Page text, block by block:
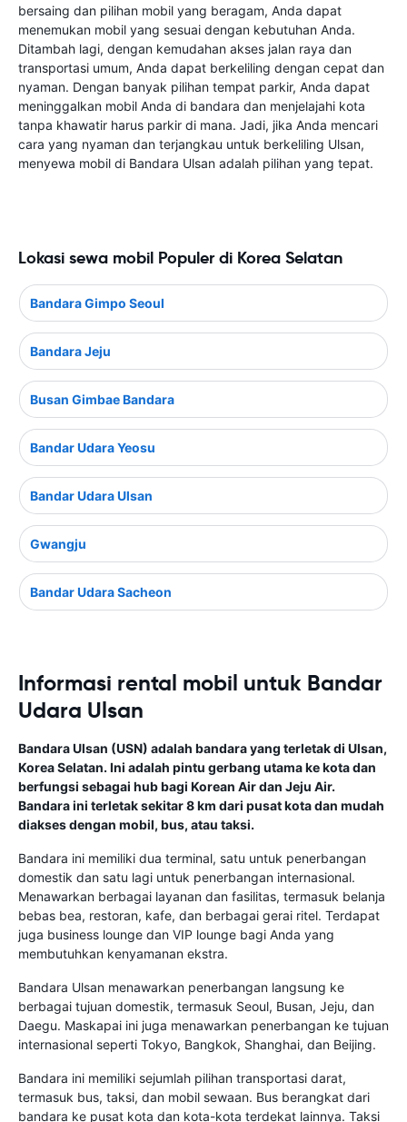
bersaing dan pilihan mobil yang beragam, Anda dapat
menemukan mobil yang sesuai dengan kebutuhan Anda.
Ditambah lagi, dengan kemudahan akses jalan raya dan
transportasi umum, Anda dapat berkeliling dengan cepat dan
nyaman. Dengan banyak pilihan tempat parkir, Anda dapat
meninggalkan mobil Anda di bandara dan menjelajahi kota
tanpa khawatir harus parkir di mana. Jadi, jika Anda mencari
cara yang nyaman dan terjangkau untuk berkeliling Ulsan,
menyewa mobil di Bandara Ulsan adalah pilihan yang tepat.
Lokasi sewa mobil Populer di Korea Selatan
Bandara Gimpo Seoul
Bandara Jeju
Busan Gimbae Bandara
Bandar Udara Yeosu
Bandar Udara Ulsan
Gwangju
Bandar Udara Sacheon
Informasi rental mobil untuk Bandar
Udara Ulsan
Bandara Ulsan (USN) adalah bandara yang terletak di Ulsan,
Korea Selatan. Ini adalah pintu gerbang utama ke kota dan
berfungsi sebagai hub bagi Korean Air dan Jeju Air.
Bandara ini terletak sekitar 8 km dari pusat kota dan mudah
diakses dengan mobil, bus, atau taksi.
Bandara ini memiliki dua terminal, satu untuk penerbangan
domestik dan satu lagi untuk penerbangan internasional.
Menawarkan berbagai layanan dan fasilitas, termasuk belanja
bebas bea, restoran, kafe, dan berbagai gerai ritel. Terdapat
juga business lounge dan VIP lounge bagi Anda yang
membutuhkan kenyamanan ekstra.
Bandara Ulsan menawarkan penerbangan langsung ke
berbagai tujuan domestik, termasuk Seoul, Busan, Jeju, dan
Daegu. Maskapai ini juga menawarkan penerbangan ke tujuan
internasional seperti Tokyo, Bangkok, Shanghai, dan Beijing.
Bandara ini memiliki sejumlah pilihan transportasi darat,
termasuk bus, taksi, dan mobil sewaan. Bus berangkat dari
bandara ke pusat kota dan kota-kota terdekat lainnya. Taksi